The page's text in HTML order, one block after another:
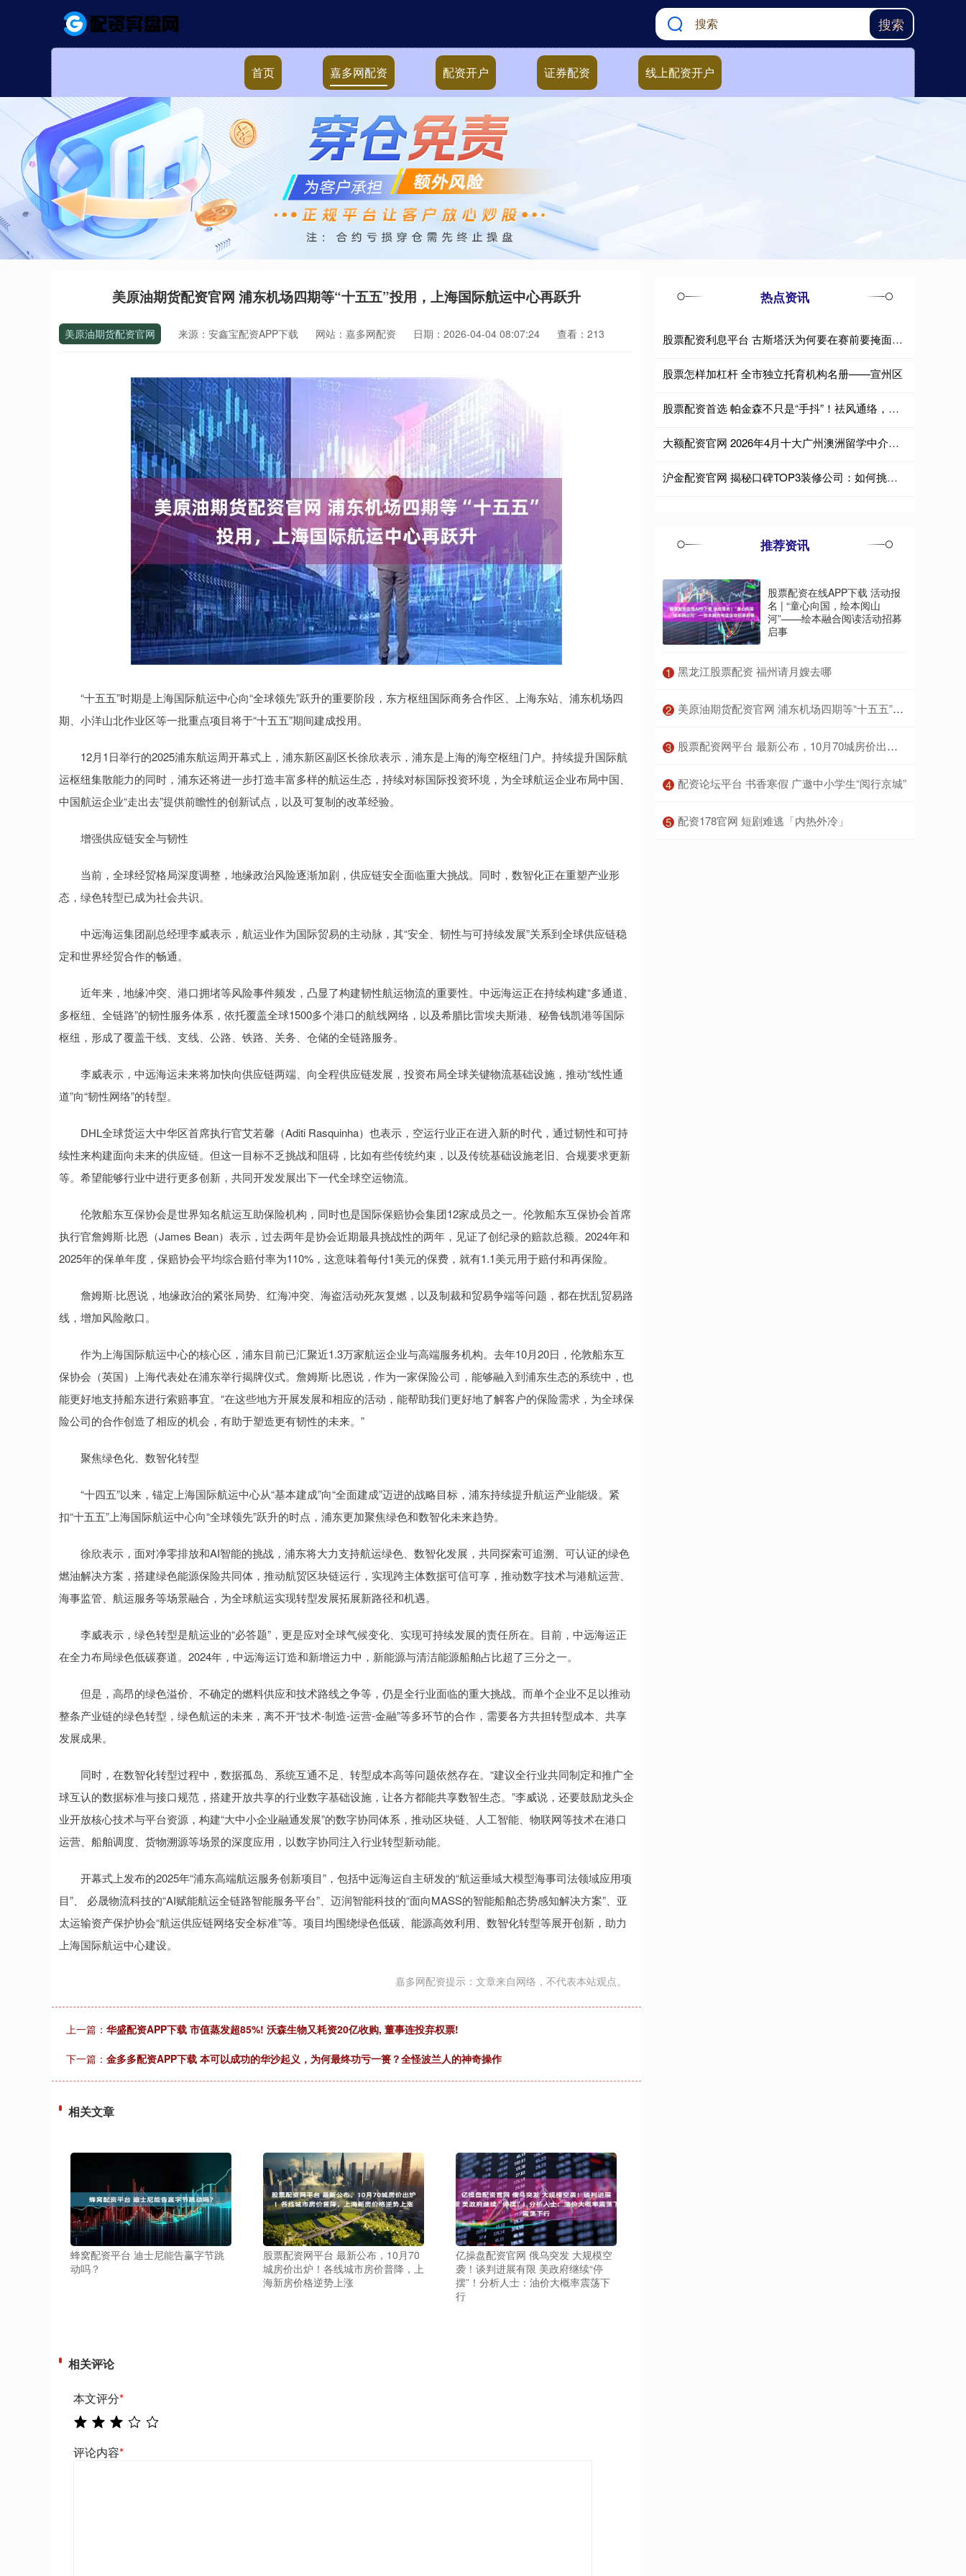
搜索
首页 嘉多网配资 配资开户 证券配资 线上配资开户
美原油期货配资官网 浦东机场四期等“十五五”投用，上海国际航运中心再跃升
美原油期货配资官网 来源：安鑫宝配资APP下载 网站：嘉多网配资 日期：2026-04-04 08:07:24 查看：213
“十五五”时期是上海国际航运中心向“全球领先”跃升的重要阶段，东方枢纽国际商务合作区、上海东站、浦东机场四
期、小洋山北作业区等一批重点项目将于“十五五”期间建成投用。
12月1日举行的2025浦东航运周开幕式上，浦东新区副区长徐欣表示，浦东是上海的海空枢纽门户。持续提升国际航
运枢纽集散能力的同时，浦东还将进一步打造丰富多样的航运生态，持续对标国际投资环境，为全球航运企业布局中国、
中国航运企业“走出去”提供前瞻性的创新试点，以及可复制的改革经验。
增强供应链安全与韧性
当前，全球经贸格局深度调整，地缘政治风险逐渐加剧，供应链安全面临重大挑战。同时，数智化正在重塑产业形
态，绿色转型已成为社会共识。
中远海运集团副总经理李威表示，航运业作为国际贸易的主动脉，其“安全、韧性与可持续发展”关系到全球供应链稳
定和世界经贸合作的畅通。
近年来，地缘冲突、港口拥堵等风险事件频发，凸显了构建韧性航运物流的重要性。中远海运正在持续构建“多通道、
多枢纽、全链路”的韧性服务体系，依托覆盖全球1500多个港口的航线网络，以及希腊比雷埃夫斯港、秘鲁钱凯港等国际
枢纽，形成了覆盖干线、支线、公路、铁路、关务、仓储的全链路服务。
李威表示，中远海运未来将加快向供应链两端、向全程供应链发展，投资布局全球关键物流基础设施，推动“线性通
道”向“韧性网络”的转型。
DHL全球货运大中华区首席执行官艾若馨（Aditi Rasquinha）也表示，空运行业正在进入新的时代，通过韧性和可持
续性来构建面向未来的供应链。但这一目标不乏挑战和阻碍，比如有些传统约束，以及传统基础设施老旧、合规要求更新
等。希望能够行业中进行更多创新，共同开发发展出下一代全球空运物流。
伦敦船东互保协会是世界知名航运互助保险机构，同时也是国际保赔协会集团12家成员之一。伦敦船东互保协会首席
执行官詹姆斯·比恩（James Bean）表示，过去两年是协会近期最具挑战性的两年，见证了创纪录的赔款总额。2024年和
2025年的保单年度，保赔协会平均综合赔付率为110%，这意味着每付1美元的保费，就有1.1美元用于赔付和再保险。
詹姆斯·比恩说，地缘政治的紧张局势、红海冲突、海盗活动死灰复燃，以及制裁和贸易争端等问题，都在扰乱贸易路
线，增加风险敞口。
作为上海国际航运中心的核心区，浦东目前已汇聚近1.3万家航运企业与高端服务机构。去年10月20日，伦敦船东互
保协会（英国）上海代表处在浦东举行揭牌仪式。詹姆斯·比恩说，作为一家保险公司，能够融入到浦东生态的系统中，也
能更好地支持船东进行索赔事宜。“在这些地方开展发展和相应的活动，能帮助我们更好地了解客户的保险需求，为全球保
险公司的合作创造了相应的机会，有助于塑造更有韧性的未来。”
聚焦绿色化、数智化转型
“十四五”以来，锚定上海国际航运中心从“基本建成”向“全面建成”迈进的战略目标，浦东持续提升航运产业能级。紧
扣“十五五”上海国际航运中心向“全球领先”跃升的时点，浦东更加聚焦绿色和数智化未来趋势。
徐欣表示，面对净零排放和AI智能的挑战，浦东将大力支持航运绿色、数智化发展，共同探索可追溯、可认证的绿色
燃油解决方案，搭建绿色能源保险共同体，推动航贸区块链运行，实现跨主体数据可信可享，推动数字技术与港航运营、
海事监管、航运服务等场景融合，为全球航运实现转型发展拓展新路径和机遇。
李威表示，绿色转型是航运业的“必答题”，更是应对全球气候变化、实现可持续发展的责任所在。目前，中远海运正
在全力布局绿色低碳赛道。2024年，中远海运订造和新增运力中，新能源与清洁能源船舶占比超了三分之一。
但是，高昂的绿色溢价、不确定的燃料供应和技术路线之争等，仍是全行业面临的重大挑战。而单个企业不足以推动
整条产业链的绿色转型，绿色航运的未来，离不开“技术-制造-运营-金融”等多环节的合作，需要各方共担转型成本、共享
发展成果。
同时，在数智化转型过程中，数据孤岛、系统互通不足、转型成本高等问题依然存在。“建议全行业共同制定和推广全
球互认的数据标准与接口规范，搭建开放共享的行业数字基础设施，让各方都能共享数智生态。”李威说，还要鼓励龙头企
业开放核心技术与平台资源，构建“大中小企业融通发展”的数字协同体系，推动区块链、人工智能、物联网等技术在港口
运营、船舶调度、货物溯源等场景的深度应用，以数字协同注入行业转型新动能。
开幕式上发布的2025年“浦东高端航运服务创新项目”，包括中远海运自主研发的“航运垂域大模型海事司法领域应用项
目”、 必晟物流科技的“AI赋能航运全链路智能服务平台”、迈润智能科技的“面向MASS的智能船舶态势感知解决方案”、亚
太运输资产保护协会“航运供应链网络安全标准”等。项目均围绕绿色低碳、能源高效利用、数智化转型等展开创新，助力
上海国际航运中心建设。
嘉多网配资提示：文章来自网络，不代表本站观点。
上一篇： 华盛配资APP下载 市值蒸发超85%! 沃森生物又耗资20亿收购, 董事连投弃权票!
下一篇： 金多多配资APP下载 本可以成功的华沙起义，为何最终功亏一篑？全怪波兰人的神奇操作
相关文章
蜂窝配资平台 迪士尼能告赢字节跳
动吗？
股票配资网平台 最新公布，10月70
城房价出炉！各线城市房价普降，上
海新房价格逆势上涨
亿操盘配资官网 俄乌突发 大规模空
袭！谈判进展有限 美政府继续“停
摆”！分析人士：油价大概率震荡下
行
相关评论
本文评分*
评论内容*
热点资讯
股票配资利息平台 古斯塔沃为何要在赛前要掩面哭泣？球迷百思不得其解
股票怎样加杠杆 全市独立托育机构名册——宣州区
股票配资首选 帕金森不只是“手抖”！祛风通络，从根源稳住“百脉”
大额配资官网 2026年4月十大广州澳洲留学中介推荐,口碑榜十强
沪金配资官网 揭秘口碑TOP3装修公司：如何挑选出行业公认的优质服务商？
推荐资讯
股票配资在线APP下载 活动报
名 | “童心向国，绘本阅山
河”——绘本融合阅读活动招募
启事
1 ​黑龙江股票配资 福州请月嫂去哪
2 ​美原油期货配资官网 浦东机场四期等“十五五”投用，上海国际航运中心再跃升
3 ​股票配资网平台 最新公布，10月70城房价出炉！各线城市房价普降，上海新房价格逆势上涨
4 ​配资论坛平台 书香寒假 广邀中小学生“阅行京城”
5 ​配资178官网 短剧难逃「内热外冷」